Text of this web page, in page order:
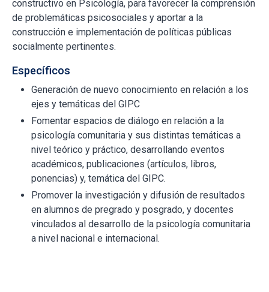
constructivo en Psicología, para favorecer la comprensión
de problemáticas psicosociales y aportar a la
construcción e implementación de políticas públicas
socialmente pertinentes.
Específicos
Generación de nuevo conocimiento en relación a los
ejes y temáticas del GIPC
Fomentar espacios de diálogo en relación a la
psicología comunitaria y sus distintas temáticas a
nivel teórico y práctico, desarrollando eventos
académicos, publicaciones (artículos, libros,
ponencias) y, temática del GIPC.
Promover la investigación y difusión de resultados
en alumnos de pregrado y posgrado, y docentes
vinculados al desarrollo de la psicología comunitaria
a nivel nacional e internacional.